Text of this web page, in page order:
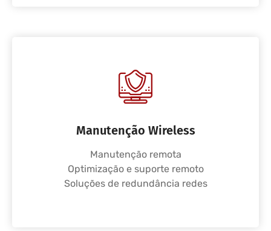
Manutenção Wireless
Manutenção remota
Optimização e suporte remoto
Soluções de redundância redes